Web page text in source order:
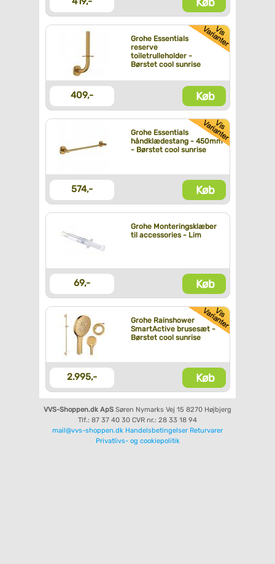
Grohe Essentials
reserve
toiletrulleholder -
Børstet cool sunrise
409,- Køb
Grohe Essentials
håndklædestang - 450mm
- Børstet cool sunrise
574,- Køb
Grohe Monteringsklæber
til accessories - Lim
69,- Køb
Grohe Rainshower
SmartActive brusesæt -
Børstet cool sunrise
2.995,- Køb
VVS-Shoppen.dk ApS Søren Nymarks Vej 15 8270 Højbjerg
Tlf.: 87 37 40 30 CVR nr.: 28 33 18 94
mail@vvs-shoppen.dk Handelsbetingelser Returvarer
Privatlivs- og cookiepolitik